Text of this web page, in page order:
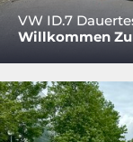
VW ID.7
Willkommen